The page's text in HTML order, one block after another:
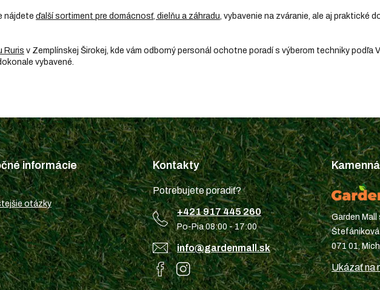
nájdete ďalší sortiment pre domácnosť, dielňu a záhradu , vybavenie na zváranie, ale aj praktické
Ruris v Zemplínskej Širokej, kde vám odborný personál ochotne poradí s výberom techniky podľa
vybavené.
informácie
otázky
Kontakty
Potrebujete poradiť?
+421 917 445 260
Po-Pia 08:00 - 17:00
info@gardenmall.sk
Garden Mall
071 01,
Ukázať na